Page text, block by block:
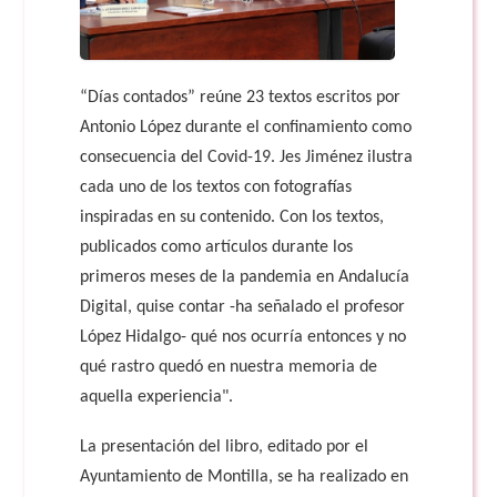
“Días contados” reúne 23 textos escritos por
Antonio López durante el confinamiento como
consecuencia del Covid-19. Jes Jiménez ilustra
cada uno de los textos con fotografías
inspiradas en su contenido. Con los textos,
publicados como artículos durante los
primeros meses de la pandemia en Andalucía
Digital, quise contar -ha señalado el profesor
López Hidalgo- qué nos ocurría entonces y no
qué rastro quedó en nuestra memoria de
aquella experiencia".
La presentación del libro, editado por el
Ayuntamiento de Montilla, se ha realizado en